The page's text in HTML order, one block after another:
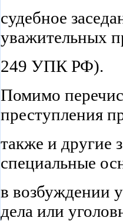
судебное
уважительных
249 УПК РФ).
Помимо
преступления
также и другие
специальные
в возбуждении
дела или